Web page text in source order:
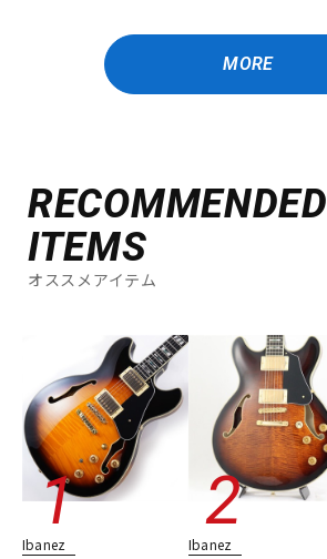
MORE
RECOMMENDED
ITEMS
オススメアイテム
Ibanez Ibanez